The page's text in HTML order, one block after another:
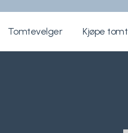
Tomtevelger Kjøpe tomt